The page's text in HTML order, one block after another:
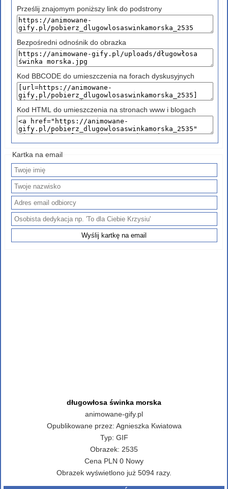
Prześlij znajomym poniższy link do podstrony
Bezpośredni odnośnik do obrazka
Kod BBCODE do umieszczenia na forach dyskusyjnych
Kod HTML do umieszczenia na stronach www i blogach
Kartka na email
długowłosa świnka morska
animowane-gify.pl
Opublikowane przez: Agnieszka Kwiatowa
Typ: GIF
Obrazek: 2535
Cena PLN 0 Nowy
Obrazek wyświetlono już 5094 razy.